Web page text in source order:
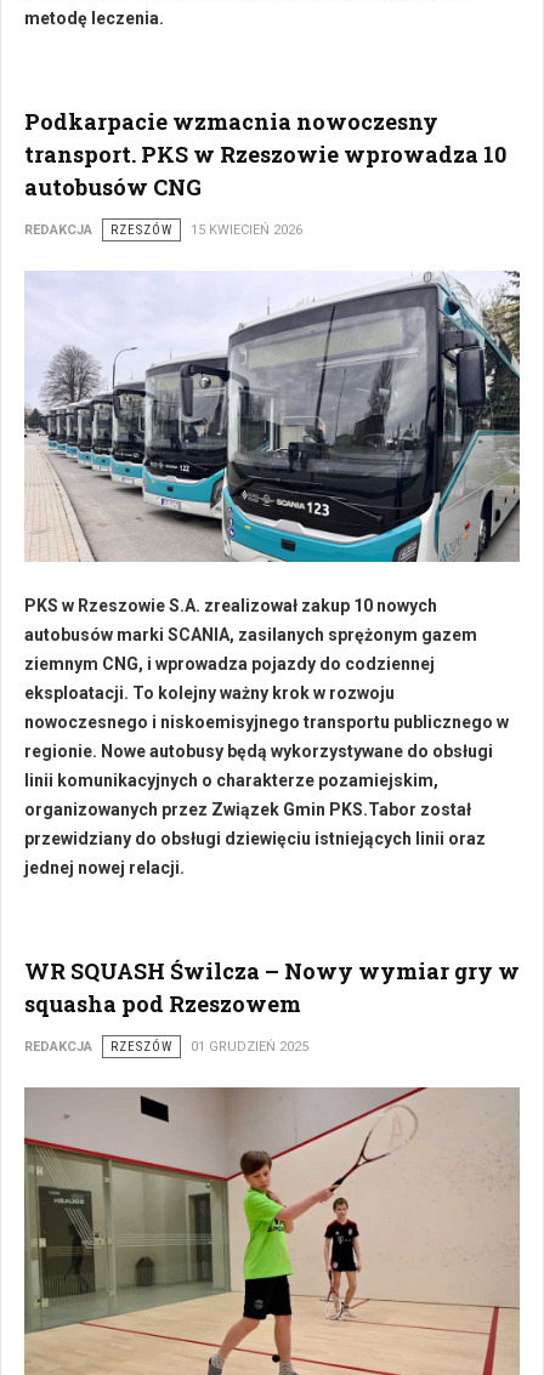
metodę leczenia.
Podkarpacie wzmacnia nowoczesny
transport. PKS w Rzeszowie wprowadza 10
autobusów CNG
REDAKCJA RZESZÓW 15 KWIECIEŃ 2026
PKS w Rzeszowie S.A. zrealizował zakup 10 nowych
autobusów marki SCANIA, zasilanych sprężonym gazem
ziemnym CNG, i wprowadza pojazdy do codziennej
eksploatacji. To kolejny ważny krok w rozwoju
nowoczesnego i niskoemisyjnego transportu publicznego w
regionie. Nowe autobusy będą wykorzystywane do obsługi
linii komunikacyjnych o charakterze pozamiejskim,
organizowanych przez Związek Gmin PKS.Tabor został
przewidziany do obsługi dziewięciu istniejących linii oraz
jednej nowej relacji.
WR SQUASH Świlcza – Nowy wymiar gry w
squasha pod Rzeszowem
REDAKCJA RZESZÓW 01 GRUDZIEŃ 2025